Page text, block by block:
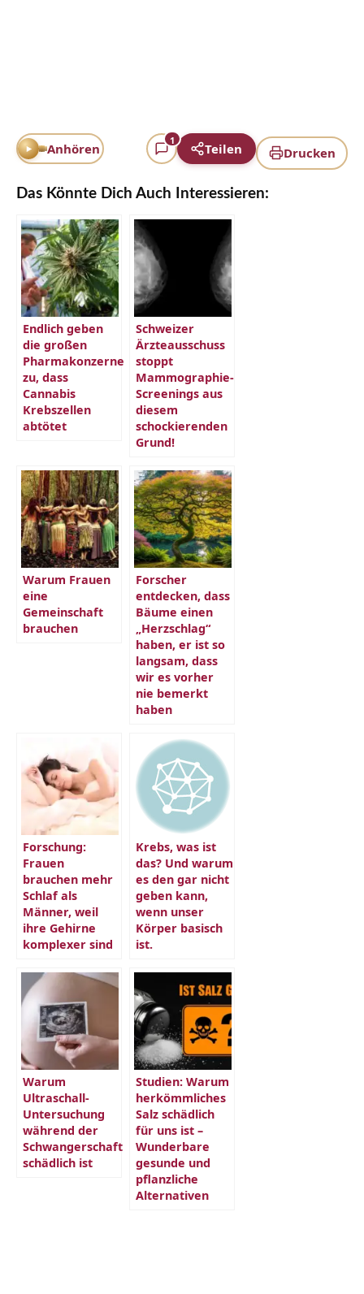
Drucken
Anhören
1
Teilen
Das Könnte Dich Auch Interessieren:
Endlich geben
die großen
Pharmakonzerne
zu, dass
Cannabis
Krebszellen
abtötet
Schweizer
Ärzteausschuss
stoppt
Mammographie-
Screenings aus
diesem
schockierenden
Grund!
Warum Frauen
eine
Gemeinschaft
brauchen
Forscher
entdecken, dass
Bäume einen
„Herzschlag“
haben, er ist so
langsam, dass
wir es vorher
nie bemerkt
haben
Forschung:
Frauen
brauchen mehr
Schlaf als
Männer, weil
ihre Gehirne
komplexer sind
Krebs, was ist
das? Und warum
es den gar nicht
geben kann,
wenn unser
Körper basisch
ist.
Warum
Ultraschall-
Untersuchung
während der
Schwangerschaft
schädlich ist
Studien: Warum
herkömmliches
Salz schädlich
für uns ist –
Wunderbare
gesunde und
pflanzliche
Alternativen